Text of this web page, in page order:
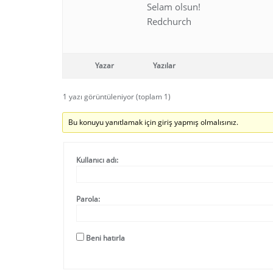
Selam olsun!
Redchurch
Yazar Yazılar
1 yazı görüntüleniyor (toplam 1)
Bu konuyu yanıtlamak için giriş yapmış olmalısınız.
Kullanıcı adı:
Parola:
Beni hatırla